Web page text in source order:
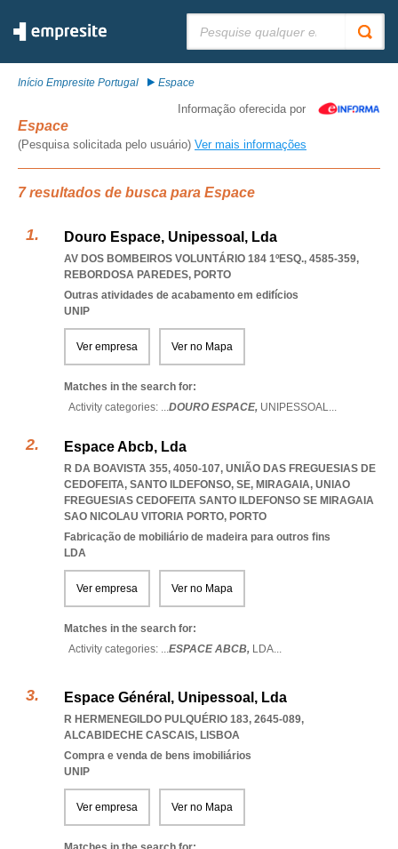
Início Empresite Portugal Espace
Informação oferecida por
Espace
(Pesquisa solicitada pelo usuário) Ver mais informações
7 resultados de busca para Espace
Douro Espace, Unipessoal, Lda
AV DOS BOMBEIROS VOLUNTÁRIO 184 1ºESQ., 4585-359,
REBORDOSA PAREDES, PORTO
Outras atividades de acabamento em edifícios
UNIP
Ver empresa Ver no Mapa
Matches in the search for:
Activity categories: ...DOURO ESPACE, UNIPESSOAL...
Espace Abcb, Lda
R DA BOAVISTA 355, 4050-107, UNIÃO DAS FREGUESIAS DE
CEDOFEITA, SANTO ILDEFONSO, SE, MIRAGAIA, UNIAO
FREGUESIAS CEDOFEITA SANTO ILDEFONSO SE MIRAGAIA
SAO NICOLAU VITORIA PORTO, PORTO
Fabricação de mobiliário de madeira para outros fins
LDA
Ver empresa Ver no Mapa
Matches in the search for:
Activity categories: ...ESPACE ABCB, LDA...
Espace Général, Unipessoal, Lda
R HERMENEGILDO PULQUÉRIO 183, 2645-089,
ALCABIDECHE CASCAIS, LISBOA
Compra e venda de bens imobiliários
UNIP
Ver empresa Ver no Mapa